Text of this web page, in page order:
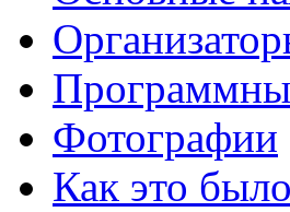
Фотографии
Как это